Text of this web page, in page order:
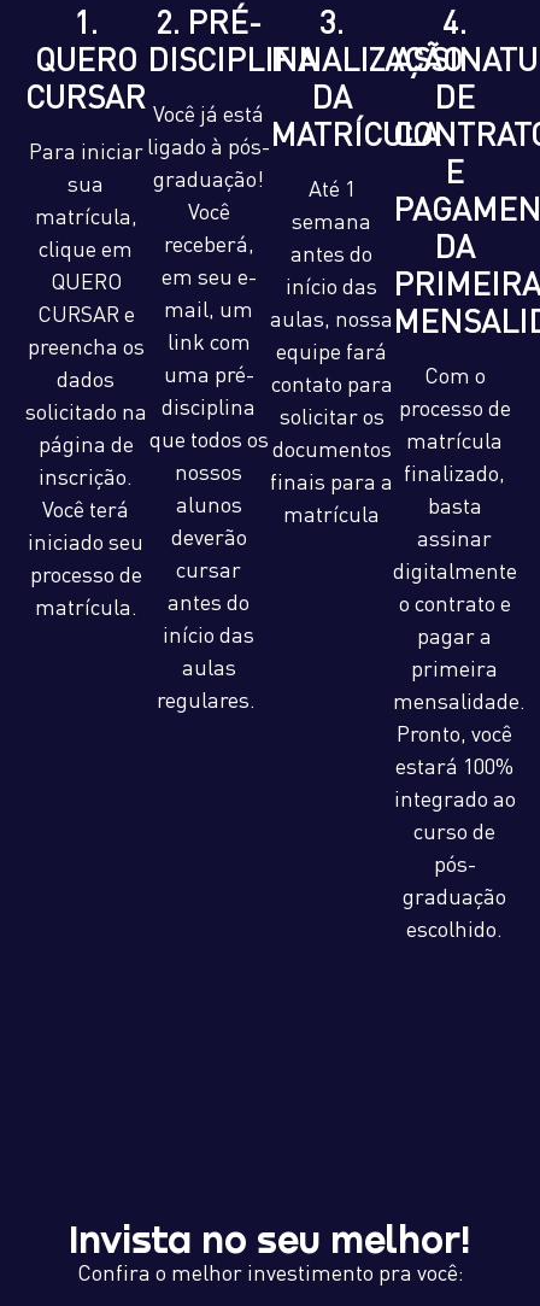
1.
QUERO
CURSAR
Para iniciar
sua
matrícula,
clique em
QUERO
CURSAR e
preencha os
dados
solicitado na
página de
inscrição.
Você terá
iniciado seu
processo de
matrícula.
2. PRÉ-
DISCIPLINA
Você já está
ligado à pós-
graduação!
Você
receberá,
em seu e-
mail, um
link com
uma pré-
disciplina
que todos os
nossos
alunos
deverão
cursar
antes do
início das
aulas
regulares.
3.
FINALIZAÇÃO
DA
MATRÍCULA
Até 1
semana
antes do
início das
aulas, nossa
equipe fará
contato para
solicitar os
documentos
finais para a
matrícula
4.
DE
E
DA
PRIMEIRA
Com o
processo de
matrícula
finalizado,
basta
assinar
digitalmente
o contrato e
pagar a
primeira
mensalidade.
Pronto, você
estará 100%
integrado ao
curso de
pós-
graduação
escolhido.
Invista no seu melhor!
Confira o melhor investimento pra você: